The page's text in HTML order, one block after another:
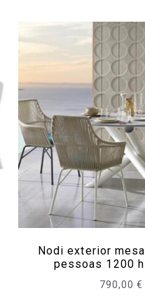
Nodi exterior
pessoas 1200
790,00€